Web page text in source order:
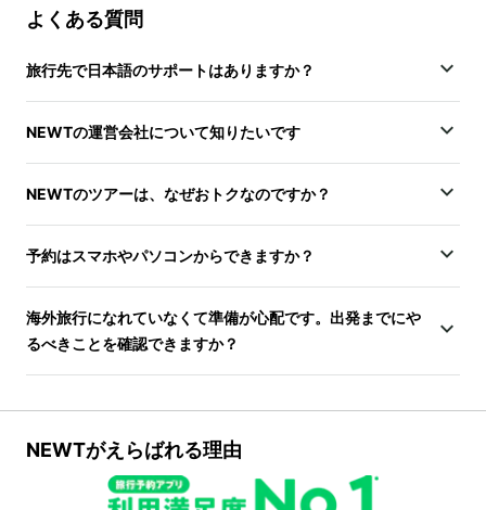
よくある質問
旅行先で日本語のサポートはありますか？
NEWTの運営会社について知りたいです
NEWTのツアーは、なぜおトクなのですか？
予約はスマホやパソコンからできますか？
海外旅行になれていなくて準備が心配です。出発までにや
るべきことを確認できますか？
NEWTがえらばれる理由